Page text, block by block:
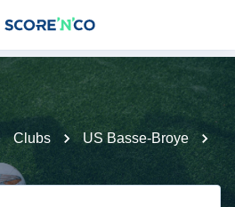
Clubs
US Basse-Broye